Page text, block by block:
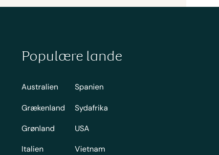
Populære lande
Australien
Grækenland
Grønland
Italien
Spanien
Sydafrika
USA
Vietnam